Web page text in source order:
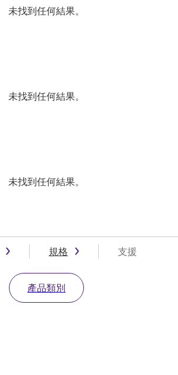
未找到任何結果。
未找到任何結果。
未找到任何結果。
規格 支援
產品類別